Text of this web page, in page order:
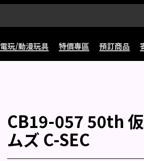
電玩/動漫玩具 特價專區 預訂商品
CB19-057 50th
ムズ C-SEC